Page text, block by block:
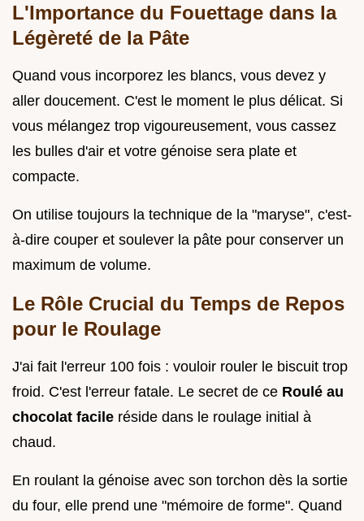
L'Importance du Fouettage dans la
Légèreté de la Pâte
Quand vous incorporez les blancs, vous devez y
aller doucement. C'est le moment le plus délicat. Si
vous mélangez trop vigoureusement, vous cassez
les bulles d'air et votre génoise sera plate et
compacte.
On utilise toujours la technique de la "maryse", c'est-
à-dire couper et soulever la pâte pour conserver un
maximum de volume.
Le Rôle Crucial du Temps de Repos
pour le Roulage
J'ai fait l'erreur 100 fois : vouloir rouler le biscuit trop
froid. C'est l'erreur fatale. Le secret de ce Roulé au
chocolat facile réside dans le roulage initial à
chaud.
En roulant la génoise avec son torchon dès la sortie
du four, elle prend une "mémoire de forme". Quand